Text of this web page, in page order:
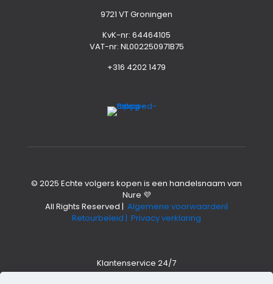
9721 VT Groningen
KvK-nr: 64464105
VAT-nr: NL002250971B75
+316 4202 1479
© 2025 Echte volgers kopen is een handelsnaam van
Nure 💜
All Rights Reserved | Algemene voorwaarden|
Retourbeleid | Privacy verklaring
Klantenservice 24/7